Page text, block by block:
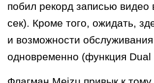
побил рекорд записью
сек). Кроме того, ожидать,
и возможности
одновременно (функция Dual